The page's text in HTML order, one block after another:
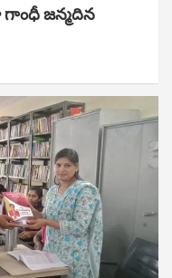
జ‌న్మ‌దిన